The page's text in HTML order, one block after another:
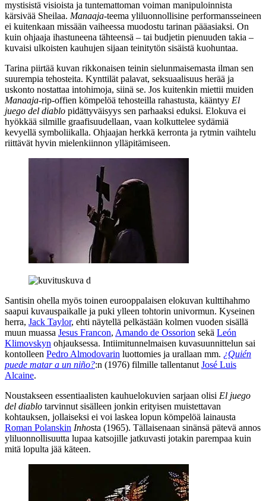
mystisistä visioista ja tuntemattoman voiman manipuloinnista
kärsivää Sheilaa. Manaaja-teema yliluonnollisine performansseineen
ei kuitenkaan missään vaiheessa muodostu tarinan pääasiaksi. On
kuin ohjaaja ihastuneena tähteensä – tai budjetin pienuuden takia –
kuvaisi ulkoisten kauhujen sijaan teinitytön sisäistä kuohuntaa.
Tarina piirtää kuvan rikkonaisen teinin sielunmaisemasta ilman sen
suurempia tehosteita. Kynttilät palavat, seksuaalisuus herää ja
uskonto nostattaa intohimoja, siinä se. Jos kuitenkin miettii muiden
Manaaja-rip-offien kömpelöä tehosteilla rahastusta, kääntyy El
juego del diablo pidättyväisyys sen parhaaksi eduksi. Elokuva ei
hyökkää silmille graafisuudellaan, vaan kolkuttelee sydämiä
kevyellä symboliikalla. Ohjaajan herkkä kerronta ja rytmin vaihtelu
riittävät hyvin mielenkiinnon ylläpitämiseen.
Santisin ohella myös toinen eurooppalaisen elokuvan kulttihahmo
saapui kuvauspaikalle ja puki ylleen tohtorin univormun. Kyseinen
herra, Jack Taylor, ehti näytellä pelkästään kolmen vuoden sisällä
muun muassa Jesus Francon, Amando de Ossorion sekä León
Klimovskyn ohjauksessa. Intiimitunnelmaisen kuvasuunnittelun sai
kontolleen Pedro Almodovarin luottomies ja urallaan mm. ¿Quién
puede matar a un niño?:n (1976) filmille tallentanut José Luis
Alcaine.
Noustakseen essentiaalisten kauhuelokuvien sarjaan olisi El juego
del diablo tarvinnut sisälleen jonkin erityisen muistettavan
kohtauksen, jollaiseksi ei voi laskea lopun kömpelöä lainausta
Roman Polanskin Inhosta (1965). Tällaisenaan sinänsä pätevä annos
yliluonnollisuutta lupaa katsojille jatkuvasti jotakin parempaa kuin
mitä lopulta jää käteen.